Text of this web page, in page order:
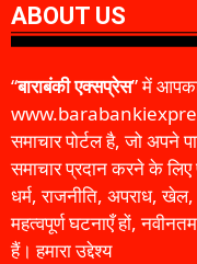
ABOUT US
“बाराबंकी एक्सप्रेस” में
समाचार पोर्टल है, जो अपने
समाचार प्रदान करने के लिए
धर्म, राजनीति, अपराध,
महत्वपूर्ण घटनाएँ हों,
हैं। हमारा उद्देश्य